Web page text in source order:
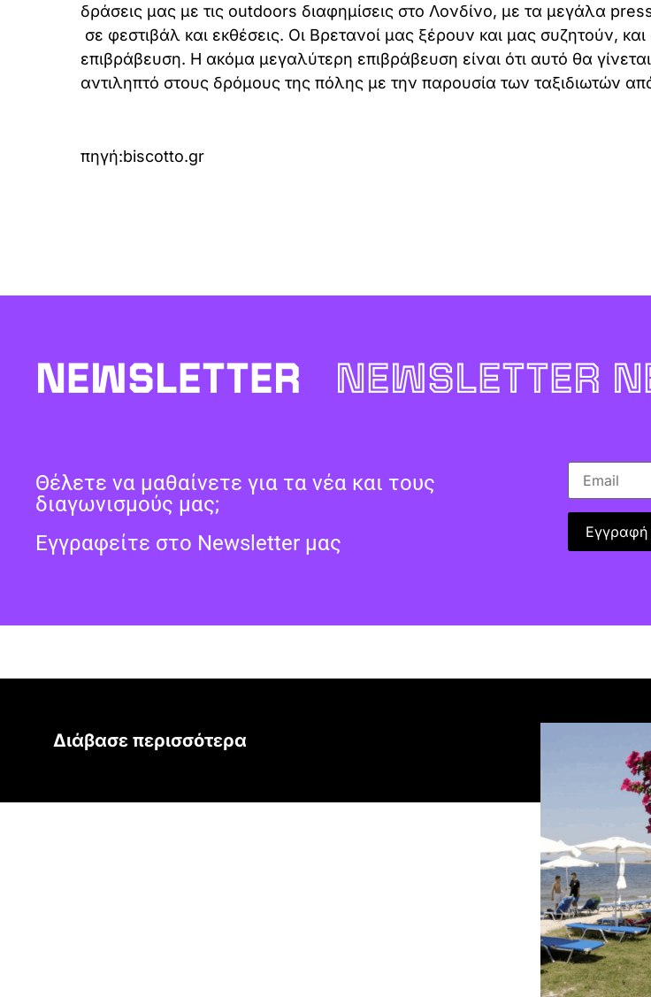
δράσεις μας με τις outdoors διαφημίσεις στο Λονδίνο, με τα μεγάλα
σε φεστιβάλ και εκθέσεις. Οι Βρετανοί μας ξέρουν και μας συζητούν, και
επιβράβευση. Η ακόμα μεγαλύτερη επιβράβευση είναι ότι αυτό θα
αντιληπτό στους δρόμους της πόλης με την παρουσία των ταξιδιωτών
πηγή:biscotto.gr
NEWSLETTER NEWSLETTER
Θέλετε να μαθαίνετε για τα νέα και τους
διαγωνισμούς μας;
Εγγραφείτε στο Newsletter μας
Διάβασε περισσότερα